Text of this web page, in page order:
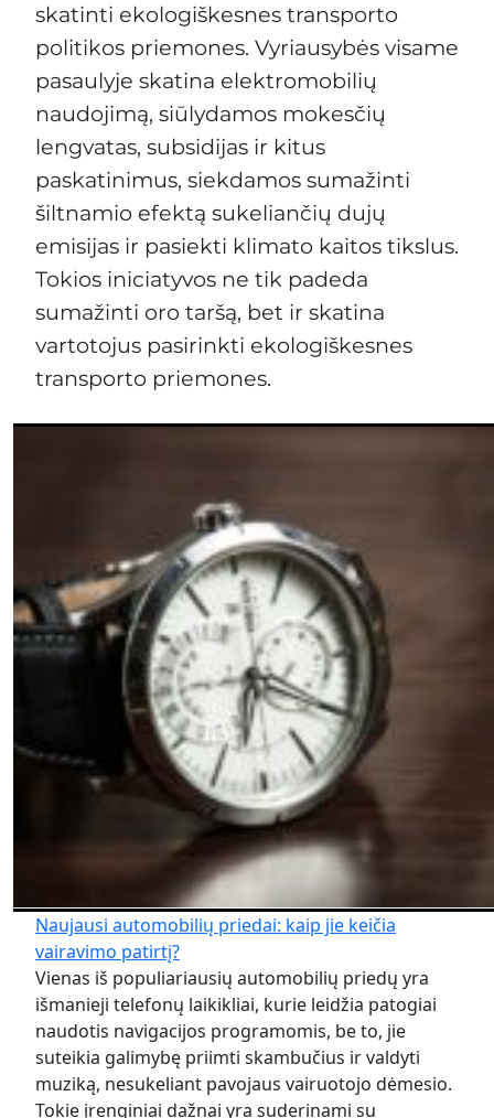
skatinti ekologiškesnes transporto
politikos priemones. Vyriausybės visame
pasaulyje skatina elektromobilių
naudojimą, siūlydamos mokesčių
lengvatas, subsidijas ir kitus
paskatinimus, siekdamos sumažinti
šiltnamio efektą sukeliančių dujų
emisijas ir pasiekti klimato kaitos tikslus.
Tokios iniciatyvos ne tik padeda
sumažinti oro taršą, bet ir skatina
vartotojus pasirinkti ekologiškesnes
transporto priemones.
Naujausi automobilių priedai: kaip jie keičia
vairavimo patirtį?
Vienas iš populiariausių automobilių priedų yra
išmanieji telefonų laikikliai, kurie leidžia patogiai
naudotis navigacijos programomis, be to, jie
suteikia galimybę priimti skambučius ir valdyti
muziką, nesukeliant pavojaus vairuotojo dėmesio.
Tokie įrenginiai dažnai yra suderinami su